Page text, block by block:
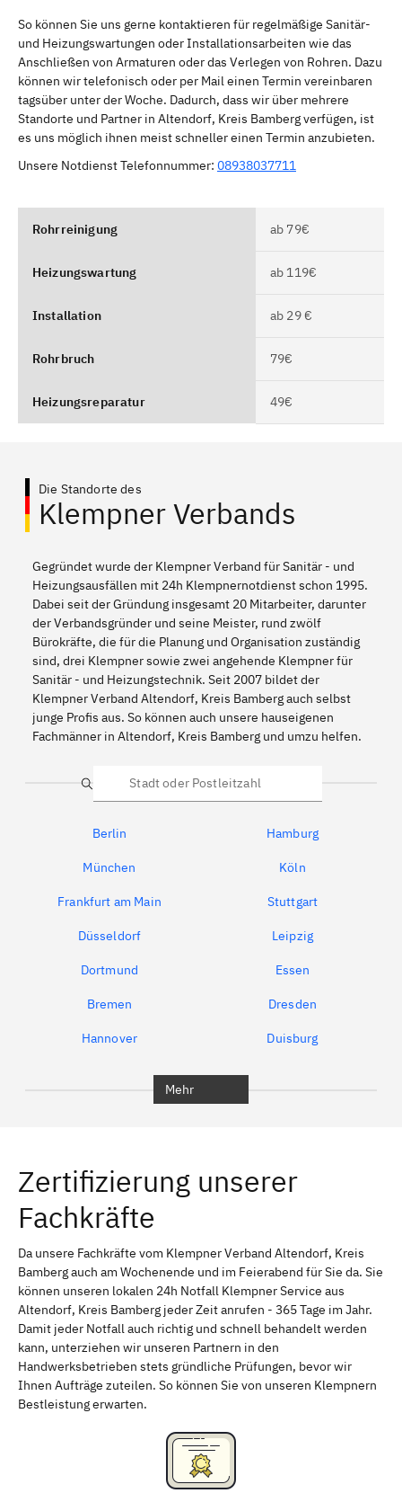
So können Sie uns gerne kontaktieren für regelmäßige Sanitär-
und Heizungswartungen oder Installationsarbeiten wie das
Anschließen von Armaturen oder das Verlegen von Rohren. Dazu
können wir telefonisch oder per Mail einen Termin vereinbaren
tagsüber unter der Woche. Dadurch, dass wir über mehrere
Standorte und Partner in Altendorf, Kreis Bamberg verfügen, ist
es uns möglich ihnen meist schneller einen Termin anzubieten.
Unsere Notdienst Telefonnummer: 08938037711
Rohrreinigung ab 79€
Heizungswartung ab 119€
Installation ab 29 €
Rohrbruch 79€
Heizungsreparatur 49€
Die Standorte des
Klempner Verbands
Gegründet wurde der Klempner Verband für Sanitär - und
Heizungsausfällen mit 24h Klempnernotdienst schon 1995.
Dabei seit der Gründung insgesamt 20 Mitarbeiter, darunter
der Verbandsgründer und seine Meister, rund zwölf
Bürokräfte, die für die Planung und Organisation zuständig
sind, drei Klempner sowie zwei angehende Klempner für
Sanitär - und Heizungstechnik. Seit 2007 bildet der
Klempner Verband Altendorf, Kreis Bamberg auch selbst
junge Profis aus. So können auch unsere hauseigenen
Fachmänner in Altendorf, Kreis Bamberg und umzu helfen.
Suche
Berlin Hamburg
München Köln
Frankfurt am Main Stuttgart
Düsseldorf Leipzig
Dortmund Essen
Bremen Dresden
Hannover Duisburg
Erlangen Bamberg
Bayreuth
Schweinfurt Passau
Freising Rudelsdorf, Mittelfranken
Mehr
Zertifizierung unserer
Fachkräfte
Da unsere Fachkräfte vom Klempner Verband Altendorf, Kreis
Bamberg auch am Wochenende und im Feierabend für Sie da. Sie
können unseren lokalen 24h Notfall Klempner Service aus
Altendorf, Kreis Bamberg jeder Zeit anrufen - 365 Tage im Jahr.
Damit jeder Notfall auch richtig und schnell behandelt werden
kann, unterziehen wir unseren Partnern in den
Handwerksbetrieben stets gründliche Prüfungen, bevor wir
Ihnen Aufträge zuteilen. So können Sie von unseren Klempnern
Bestleistung erwarten.